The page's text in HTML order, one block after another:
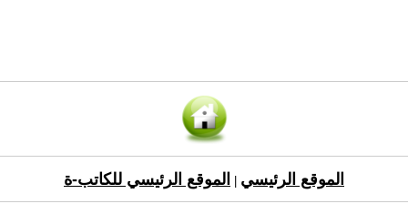
الموقع الرئيسي الموقع الرئيسي للكاتب-ة